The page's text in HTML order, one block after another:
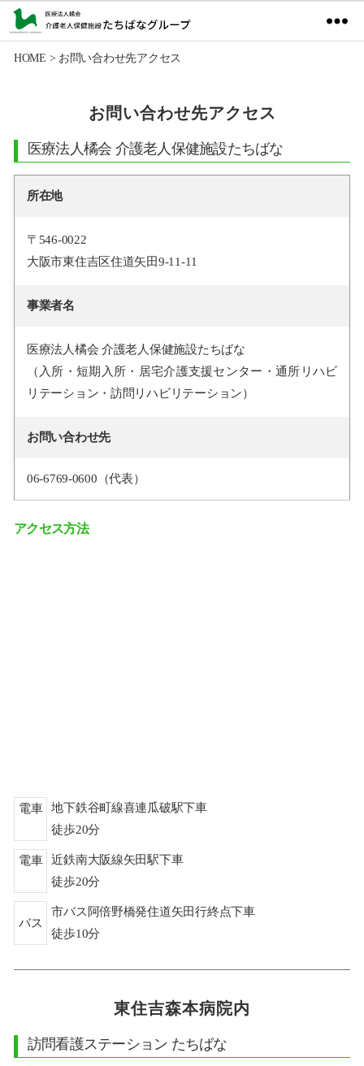
医
療
護
HOME > お問い合わせ先アクセス
お問い合わせ先アクセス
医療法人橘会 介護老人保健施設たちばな
所在地
〒546-0022
大阪市東住吉区住道矢田9-11-11
事業者名
医療法人橘会 介護老人保健施設たちばな
（入所・短期入所・居宅介護支援センター・通所リハビ
リテーション・訪問リハビリテーション）
お問い合わせ先
06-6769-0600（代表）
アクセス方法
電車
地下鉄谷町線喜連瓜破駅下車
徒歩20分
電車
近鉄南大阪線矢田駅下車
徒歩20分
バス
市バス阿倍野橋発住道矢田行終点下車
徒歩10分
東住吉森本病院内
訪問看護ステーション たちばな